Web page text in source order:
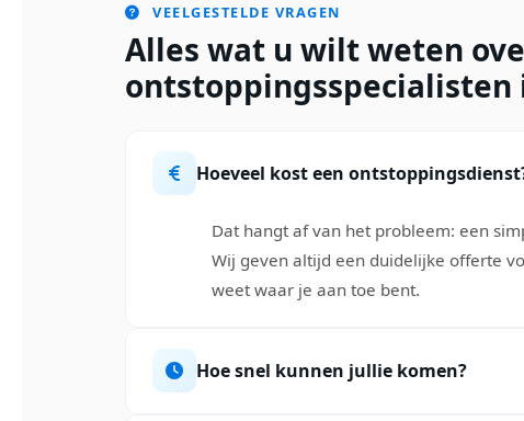
VEELGESTELDE VRAGEN
Alles wat u wilt weten
ontstoppingsspecialisten
Hoeveel kost een
Dat hangt af van het probleem: een
Wij geven altijd een duidelijke offerte
weet waar je aan toe bent.
Hoe snel kunnen jullie komen?